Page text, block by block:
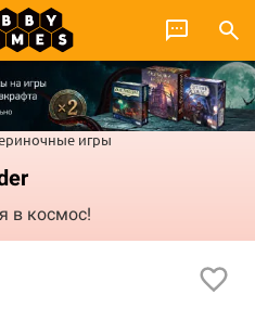
игры
в космос!